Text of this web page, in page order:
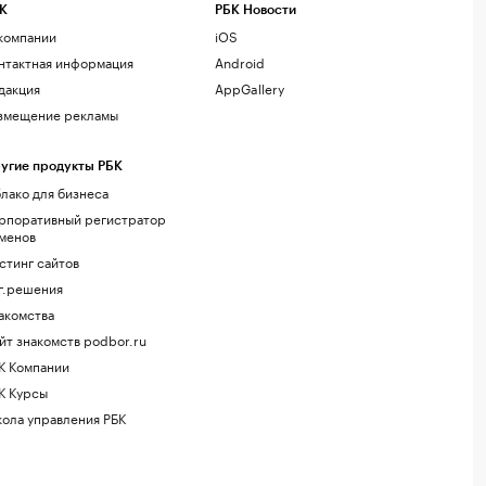
информация
рекламы
продукты РБК
для бизнеса
регистратор
сайтов
знакомств podbor.ru
Компании
Курсы
управления РБК
РБК Новости
iOS
Android
AppGallery